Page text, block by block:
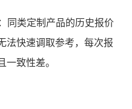
同类定制产品的历史报价
法快速调取参考，每次报
一致性差。